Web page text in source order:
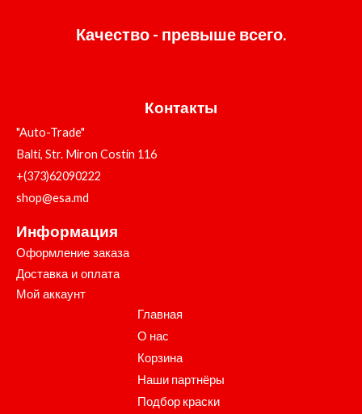
Качество - превыше всего.
Контакты
"Auto-Trade"
Balti, Str. Miron Costin 116
+(373)62090222
shop@esa.md
Информация
Оформление заказа
Доставка и оплата
Мой аккаунт
Главная
О нас
Корзина
Наши партнёры
Подбор краски